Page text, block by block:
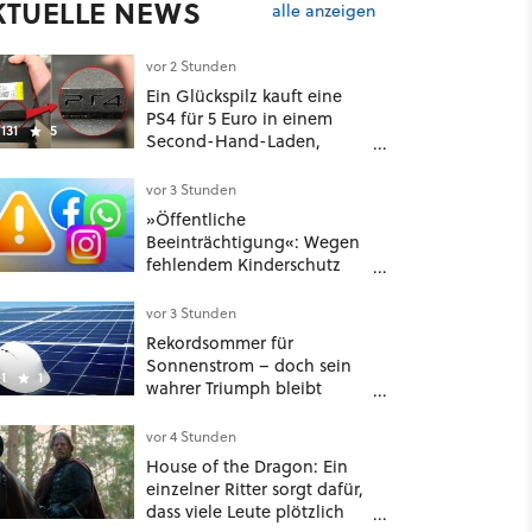
NEWS alle anzeigen
5
vor 2 Stunden
Ein Glückspilz kauft eine
PS4 für 5 Euro in einem
Second-Hand-Laden,
schon hat er seine erste
funktionierende PlayStation
[Best of GameStar]
vor 3 Stunden
»Öffentliche
Beeinträchtigung«: Wegen
fehlendem Kinderschutz
567 Millionen US-Dollar
zahlen
1
vor 3 Stunden
Rekordsommer für
Sonnenstrom – doch sein
wahrer Triumph bleibt
vor 4 Stunden
House of the Dragon: Ein
einzelner Ritter sorgt dafür,
dass viele Leute plötzlich